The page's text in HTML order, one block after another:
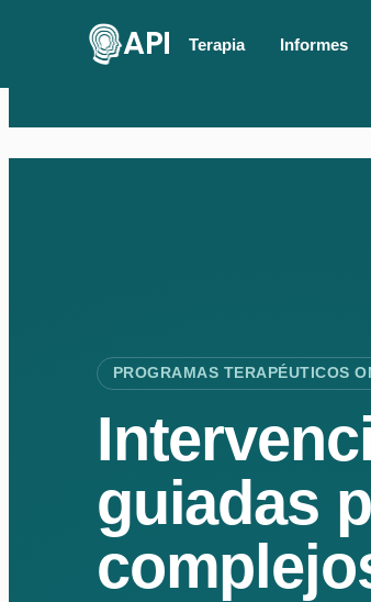
API Terapia Informes
PROGRAMAS TERAPÉUTICOS
guiadas